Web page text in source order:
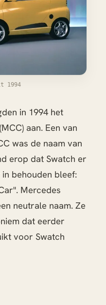
1994
in 1994 het
aan. Een van
was de naam van
erop dat Swatch er
behouden bleef:
Mercedes
neutrale naam. Ze
dat eerder
voor Swatch